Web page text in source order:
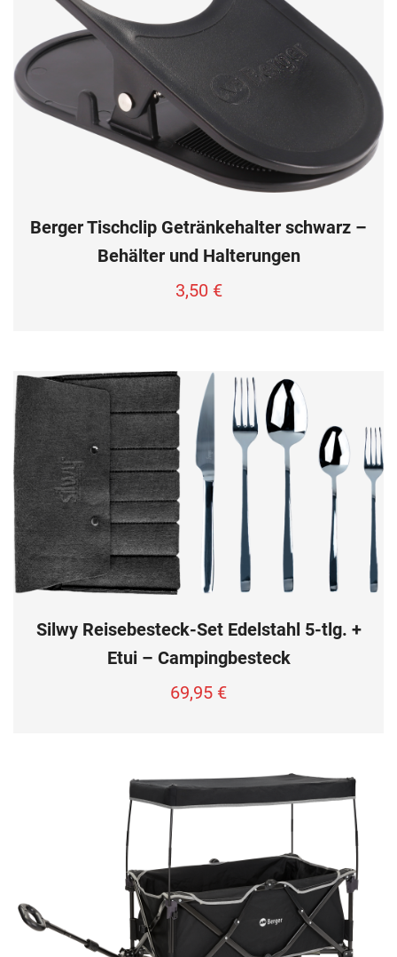
Berger Tischclip Getränkehalter schwarz –
Behälter und Halterungen
3,50 €
Silwy Reisebesteck-Set Edelstahl 5-tlg. +
Etui – Campingbesteck
69,95 €